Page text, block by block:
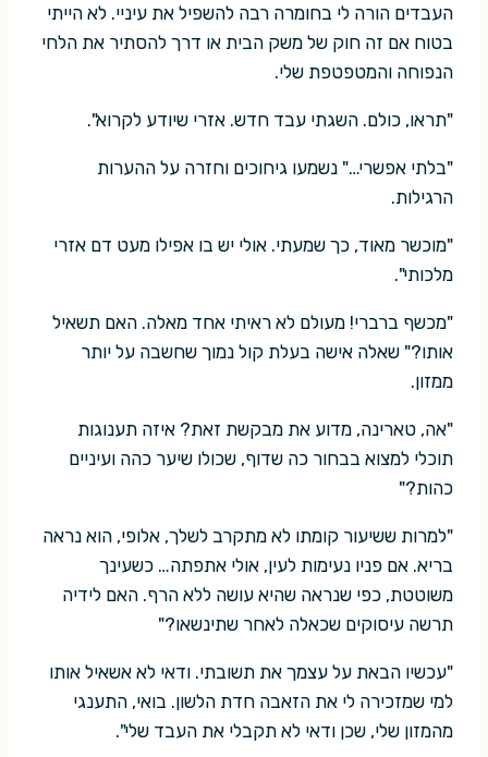
העבדים הורה לי בחומרה רבה להשפיל את עיניי. לא הייתי
בטוח אם זה חוק של משק הבית או דרך להסתיר את הלחי
הנפוחה והמטפטפת שלי.
"תראו, כולם. השגתי עבד חדש. אזרי שיודע לקרוא".
"בלתי אפשרי…" נשמעו גיחוכים וחזרה על ההערות
הרגילות.
"מוכשר מאוד, כך שמעתי. אולי יש בו אפילו מעט דם אזרי
מלכותי".
"מכשף ברברי! מעולם לא ראיתי אחד מאלה. האם תשאיל
אותו?" שאלה אישה בעלת קול נמוך שחשבה על יותר
ממזון.
"אה, טארינה, מדוע את מבקשת זאת? איזה תענוגות
תוכלי למצוא בבחור כה שדוף, שכולו שיער כהה ועיניים
כהות?"
"למרות ששיעור קומתו לא מתקרב לשלך, אלופי, הוא נראה
בריא. אם פניו נעימות לעין, אולי אתפתה… כשעינך
משוטטת, כפי שנראה שהיא עושה ללא הרף. האם לידיה
תרשה עיסוקים שכאלה לאחר שתינשאו?"
"עכשיו הבאת על עצמך את תשובתי. ודאי לא אשאיל אותו
למי שמזכירה לי את הזאבה חדת הלשון. בואי, התענגי
מהמזון שלי, שכן ודאי לא תקבלי את העבד שלי".